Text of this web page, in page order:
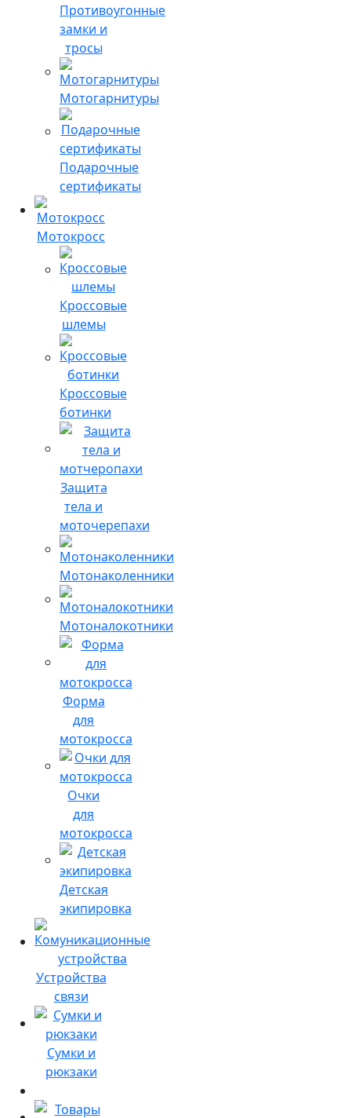
Противоугонные
замки и
тросы
Мотогарнитуры
Подарочные
сертификаты
Мотокросс
Кроссовые
шлемы
Кроссовые
ботинки
Защита
тела и
моточерепахи
Мотонаколенники
Мотоналокотники
Форма
для
мотокросса
Очки
для
мотокросса
Детская
экипировка
Устройства
связи
Сумки и
рюкзаки